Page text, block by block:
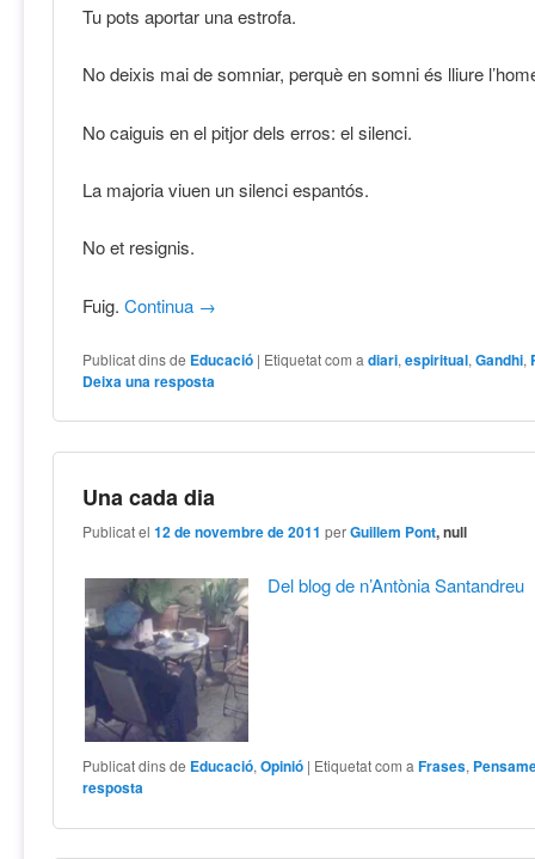
Tu pots aportar una estrofa.
No deixis mai de somniar, perquè en somni és lliure
No caiguis en el pitjor dels erros: el silenci.
La majoria viuen un silenci espantós.
No et resignis.
Fuig.Continua →
Publicat dins de Educació | Etiquetat com a diari,espiritual,Gandhi,
Deixa una resposta
Una cada dia
Publicat el12 de novembre de 2011 perGuillem Pont, null
Del blog de n’Antònia Santandreu
Publicat dins de Educació,Opinió | Etiquetat com a Frases,
resposta